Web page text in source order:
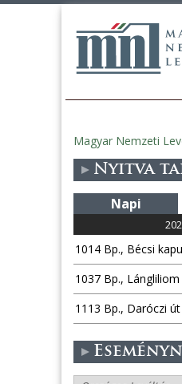
Jelenlegi
hely
Magyar Nemzeti
Nyitva
Napi
1014 Bp., Bécsi
1037 Bp., Lángliliom
1113 Bp., Daróczi út